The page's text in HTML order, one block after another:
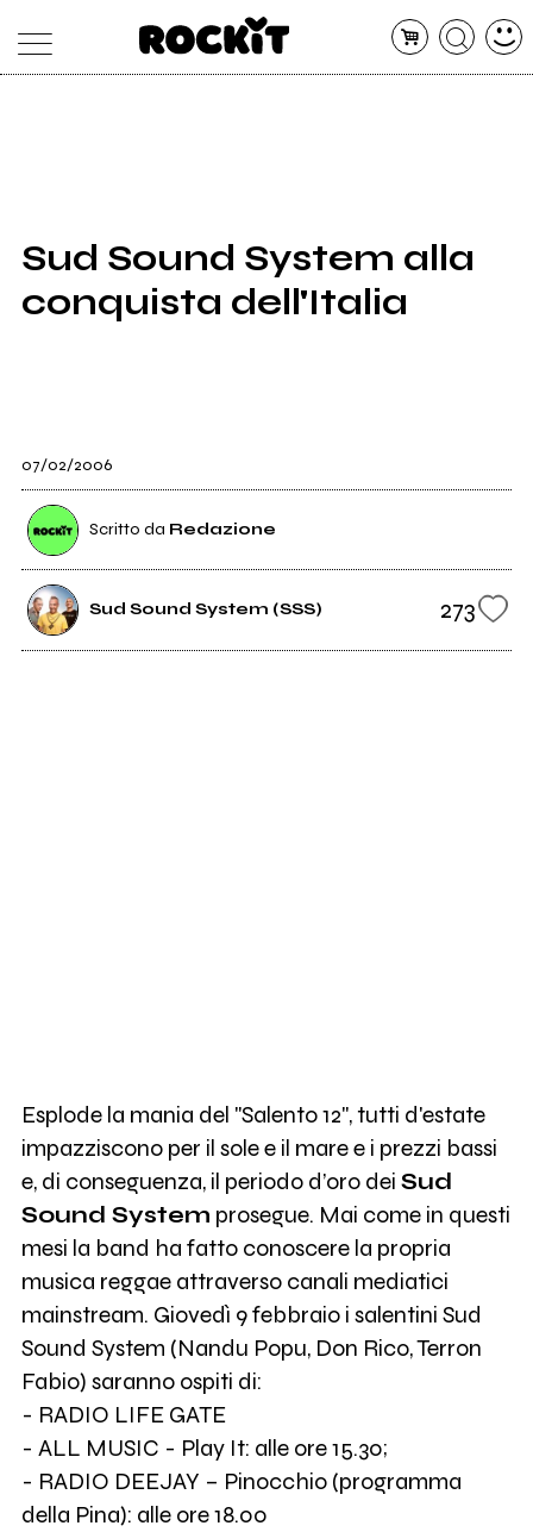
SHOP
RADIO
Sud Sound System alla
conquista dell'Italia
07/02/2006
Scritto da Redazione
Sud Sound System (SSS) 273
Esplode la mania del "Salento 12", tutti d'estate
impazziscono per il sole e il mare e i prezzi bassi
e, di conseguenza, il periodo d’oro dei Sud
Sound System prosegue. Mai come in questi
mesi la band ha fatto conoscere la propria
musica reggae attraverso canali mediatici
mainstream. Giovedì 9 febbraio i salentini Sud
Sound System (Nandu Popu, Don Rico, Terron
Fabio) saranno ospiti di:
- RADIO LIFE GATE
- ALL MUSIC - Play It: alle ore 15.30;
- RADIO DEEJAY – Pinocchio (programma
della Pina): alle ore 18.00